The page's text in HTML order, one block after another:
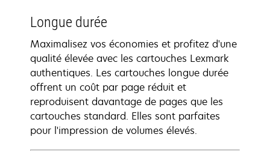
Longue durée
Maximalisez vos économies et profitez d'une
qualité élevée avec les cartouches Lexmark
authentiques. Les cartouches longue durée
offrent un coût par page réduit et
reproduisent davantage de pages que les
cartouches standard. Elles sont parfaites
pour l'impression de volumes élevés.